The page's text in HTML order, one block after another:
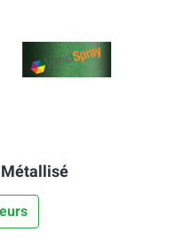
Métallisé